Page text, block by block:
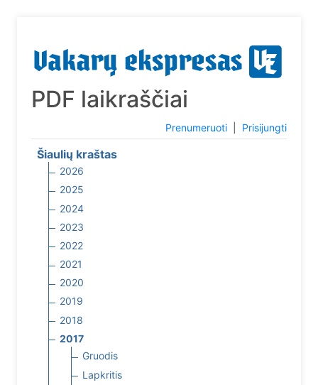
PDF laikraščiai
Prenumeruoti Prisijungti
Šiaulių kraštas
2026
2025
2024
2023
2022
2021
2020
2019
2018
2017
Gruodis
Lapkritis